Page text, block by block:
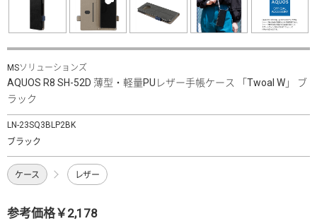
MSソリューションズ
AQUOS R8 SH-52D 薄型・軽量PUレザー手帳ケース 「Twoal W」 ブ
ラック
LN-23SQ3BLP2BK
ブラック
ケース レザー
参考価格￥2,178